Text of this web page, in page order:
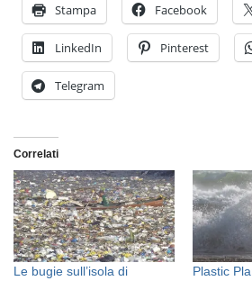
Stampa Facebook
LinkedIn Pinterest
Telegram
Correlati
Le bugie sull’isola di
Plastic